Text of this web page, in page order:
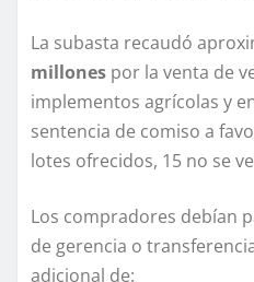
La subasta recaudó
millones por la venta de
implementos agrícolas y
sentencia de comiso a
lotes ofrecidos, 15 no se
Los compradores debían
de gerencia o
adicional de: